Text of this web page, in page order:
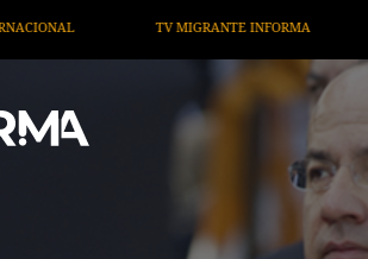
OPINIÓN ARTÍCULOS